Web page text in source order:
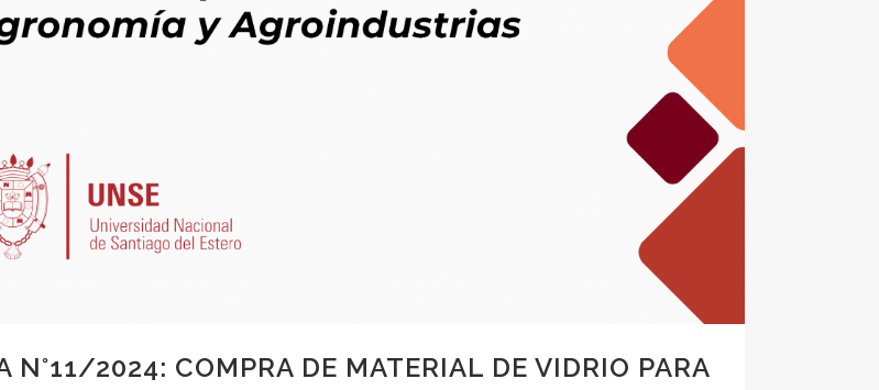
N°11/2024: COMPRA DE MATERIAL DE VIDRIO PARA